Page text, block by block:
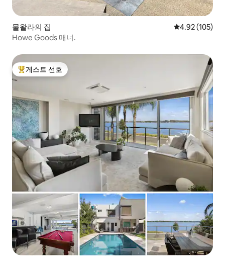
물왈라의 집 평점 4.92점(5
4.92 (105)
Howe Goods 매너.
상위 게스트 선호
게스트 선호